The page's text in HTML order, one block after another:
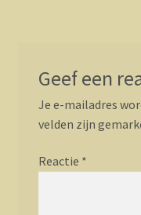
Geef een
Je e-mailadres
velden zijn
Reactie *